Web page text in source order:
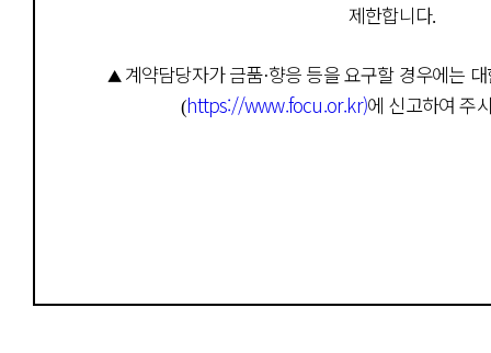
제한합니다.
▲ 계약담당자가 금품·향응 등을 요구할 경우에는
(https://www.focu.or.kr)에 신고하여 주